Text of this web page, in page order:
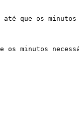
que os minutos
minutos